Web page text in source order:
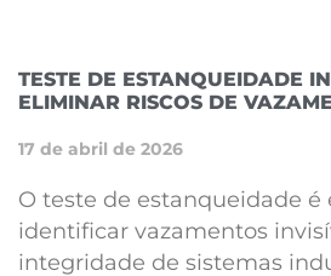
TESTE DE ESTANQUEIDADE
ELIMINAR RISCOS DE
17 de abril de 2026
O teste de estanqueidade é
identificar vazamentos
integridade de sistemas